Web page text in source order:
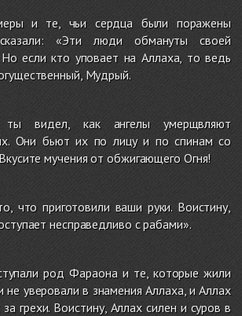
и те, чьи сердца были поражены
«Эти люди обмануты своей
Но если кто уповает на Аллаха, то ведь
Мудрый.
видел, как ангелы умерщвляют
Они бьют их по лицу и по спинам со
мучения от обжигающего Огня!
что приготовили ваши руки. Воистину,
несправедливо с рабами».
род Фараона и те, которые жили
не уверовали в знамения Аллаха, и Аллах
грехи. Воистину, Аллах силен и суров в